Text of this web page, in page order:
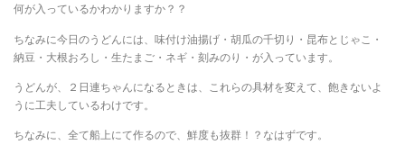
何が入っているかわかりますか？？
ちなみに今日のうどんには、味付け油揚げ・胡瓜の千切り・昆布とじゃこ・
納豆・大根おろし・生たまご・ネギ・刻みのり・が入っています。
うどんが、２日連ちゃんになるときは、これらの具材を変えて、飽きないよ
うに工夫しているわけです。
ちなみに、全て船上にて作るので、鮮度も抜群！？なはずです。